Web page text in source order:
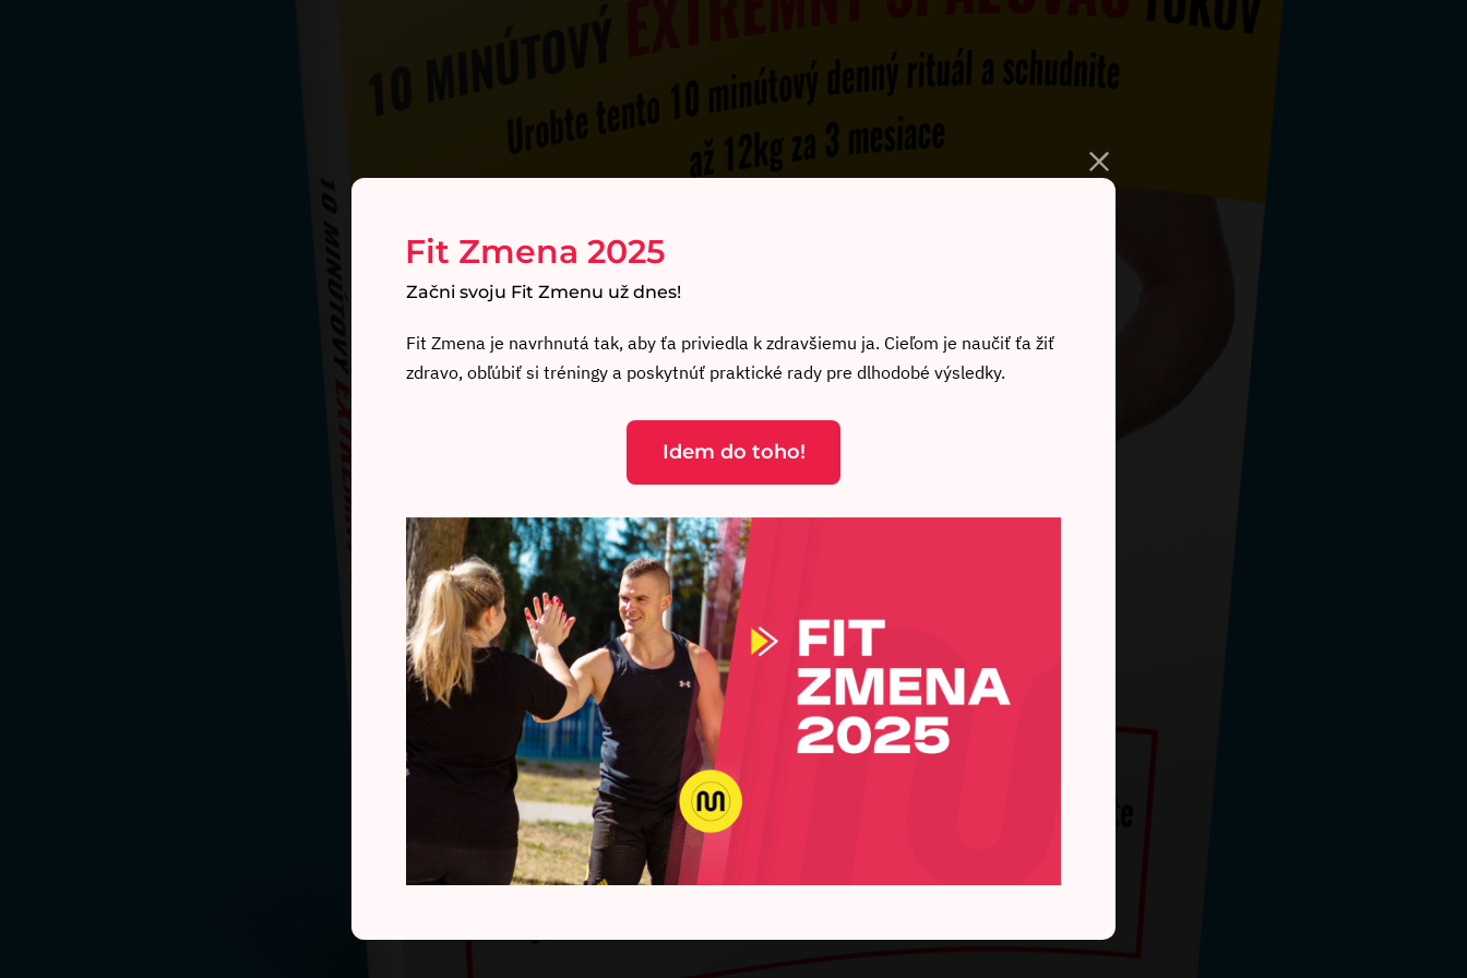
Je neskoro
Bohužiaľ nestihli ste sa zaregistrovať všas.
Fit Zmena 2025
Začni svoju Fit Zmenu už dnes!
Fit Zmena je navrhnutá tak, aby ťa priviedla k zdravšiemu ja. Cieľom je naučiť ťa žiť
zdravo, obľúbiť si tréningy a poskytnúť praktické rady pre dlhodobé výsledky.
Idem do toho!